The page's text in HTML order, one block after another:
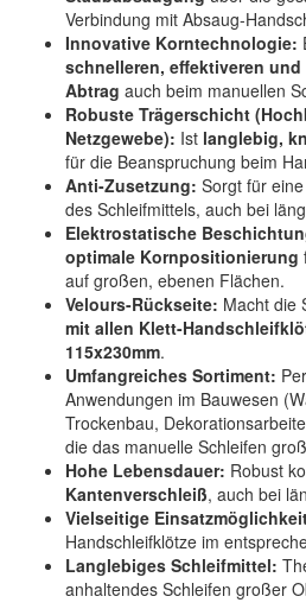
Verbindung mit Absaug-
Innovative Korntechnologie:
schnelleren, effektiveren
Abtrag auch beim manuellen
Robuste Trägerschicht
Netzgewebe): Ist langlebig,
für die Beanspruchung beim
Anti-Zusetzung: Sorgt für eine
des Schleifmittels, auch bei
Elektrostatische
optimale Kornpositionierung
auf großen, ebenen Flächen.
Velours-Rückseite: Macht die
mit allen Klett-
115x230mm.
Umfangreiches Sortiment:
Anwendungen im Bauwesen
Trockenbau,
die das manuelle Schleifen
Hohe Lebensdauer: Robust
Kantenverschleiß, auch bei
Vielseitige
Handschleifklötze im
Langlebiges Schleifmittel:
anhaltendes Schleifen großer